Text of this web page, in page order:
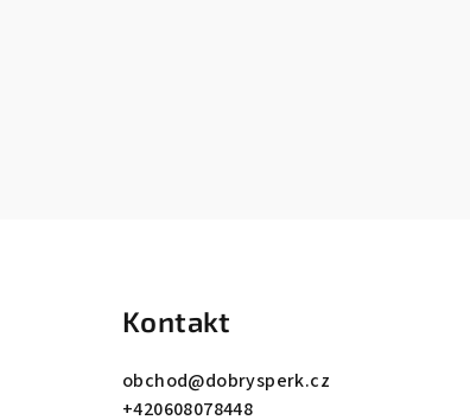
Kontakt
obchod@dobrysperk.cz
+420608078448